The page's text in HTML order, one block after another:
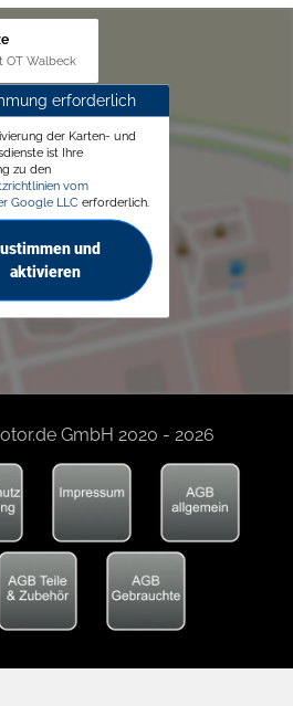
OT Walbeck
erforderlich
der Karten- und
ist Ihre
zu den
vom
Google LLC erforderlich.
und
aktivieren
GmbH 2020 - 2026